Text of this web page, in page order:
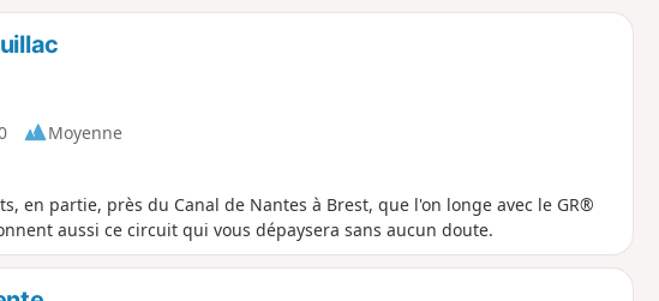
Moyenne
en partie, près du Canal de Nantes à Brest, que l'on longe avec le GR®
aussi ce circuit qui vous dépaysera sans aucun doute.